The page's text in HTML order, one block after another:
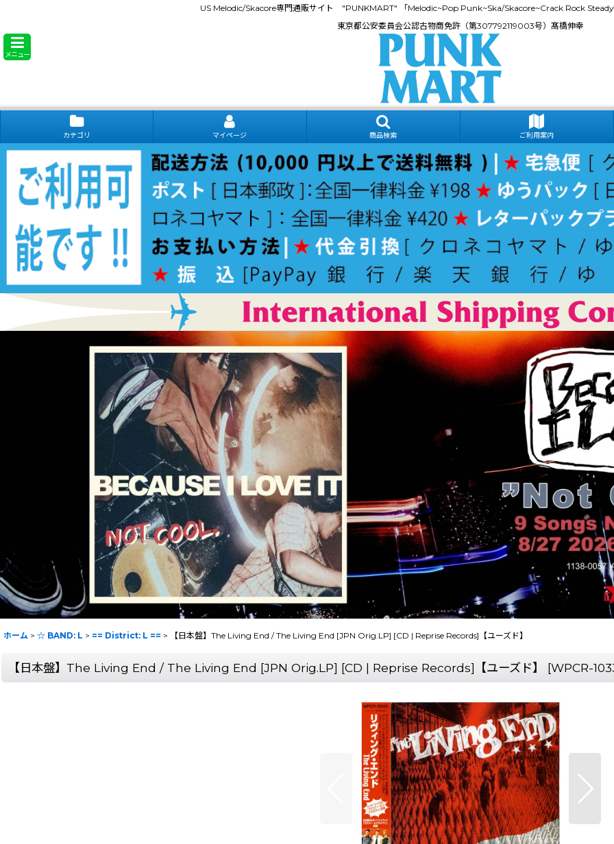
US Melodic/Skacore専門通販サイト "PUNKMART" 「Melodic~Pop Punk~Ska/Skacore~Crack Rock Steady
東京都公安委員会公認古物商免許（第307792119003号）髙橋伸幸
メニュー
カテゴリ マイページ 商品検索 ご利用案内
ホーム > ☆ BAND: L > == District: L == > 【日本盤】The Living End / The Living End [JPN Orig.LP] [CD | Reprise Records]【ユーズド】
【日本盤】The Living End / The Living End [JPN Orig.LP] [CD | Reprise Records]【ユーズド】 [WPCR-